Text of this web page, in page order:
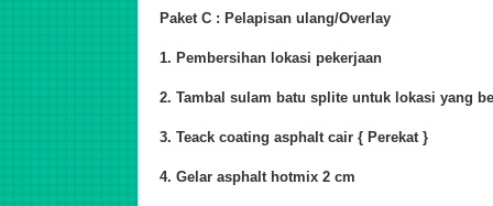
Paket C : Pelapisan ulang/Overlay
1. Pembersihan lokasi pekerjaan
2. Tambal sulam batu splite untuk lokasi yang
3. Teack coating asphalt cair { Perekat }
4. Gelar asphalt hotmix 2 cm